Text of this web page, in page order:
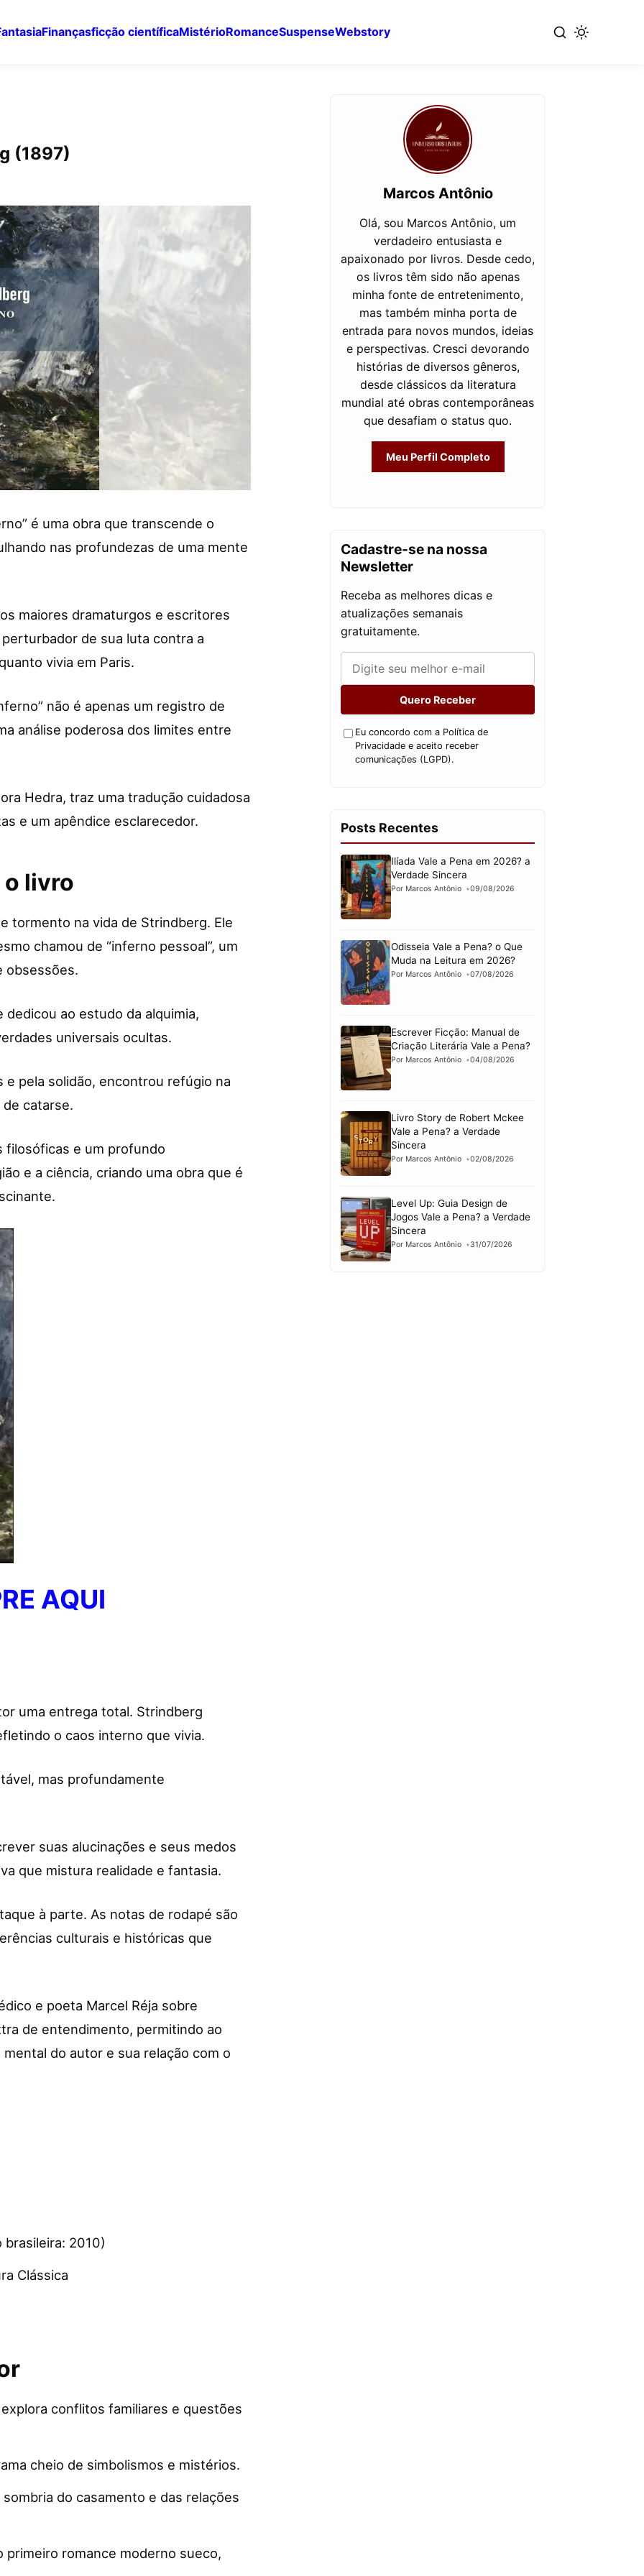
Finançasficção científicaMistérioRomanceSuspenseWebstory
(1897)
é uma obra que transcende o
nas profundezas de uma mente
maiores dramaturgos e escritores
de sua luta contra a
vivia em Paris.
não é apenas um registro de
análise poderosa dos limites entre
Hedra, traz uma tradução cuidadosa
e um apêndice esclarecedor.
o livro
tormento na vida de Strindberg. Ele
chamou de “inferno pessoal”, um
obsessões.
ao estudo da alquimia,
universais ocultas.
pela solidão, encontrou refúgio na
catarse.
filosóficas e um profundo
e a ciência, criando uma obra que é
AQUI
uma entrega total. Strindberg
o caos interno que vivia.
mas profundamente
suas alucinações e seus medos
que mistura realidade e fantasia.
à parte. As notas de rodapé são
culturais e históricas que
e poeta Marcel Réja sobre
de entendimento, permitindo ao
do autor e sua relação com o
2010)
Clássica
conflitos familiares e questões
cheio de simbolismos e mistérios.
sombria do casamento e das relações
primeiro romance moderno sueco,
Marcos Antônio
Olá, sou Marcos Antônio, um
verdadeiro entusiasta e
apaixonado por livros. Desde cedo,
os livros têm sido não apenas
minha fonte de entretenimento,
mas também minha porta de
entrada para novos mundos, ideias
e perspectivas. Cresci devorando
histórias de diversos gêneros,
desde clássicos da literatura
mundial até obras contemporâneas
que desafiam o status quo.
Meu Perfil Completo
Cadastre-se na nossa
Newsletter
Receba as melhores dicas e
atualizações semanais
gratuitamente.
Quero Receber
Eu concordo com a Política de
Privacidade e aceito receber
comunicações (LGPD).
Posts Recentes
Ilíada Vale a Pena em 2026? a
Verdade Sincera
Por Marcos Antônio 09/08/2026
Odisseia Vale a Pena? o Que
Muda na Leitura em 2026?
Por Marcos Antônio 07/08/2026
Escrever Ficção: Manual de
Criação Literária Vale a Pena?
Por Marcos Antônio 04/08/2026
Livro Story de Robert Mckee
Vale a Pena? a Verdade
Sincera
Por Marcos Antônio 02/08/2026
Level Up: Guia Design de
Jogos Vale a Pena? a Verdade
Sincera
Por Marcos Antônio 31/07/2026